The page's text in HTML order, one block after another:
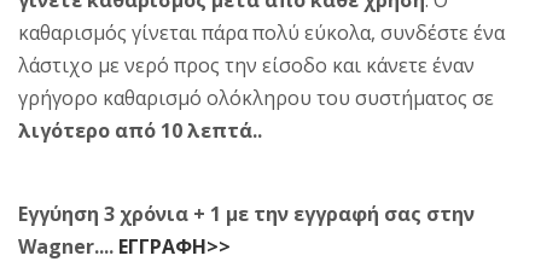
καθαρισμός γίνεται πάρα πολύ εύκολα, συνδέστε ένα
λάστιχο με νερό προς την είσοδο και κάνετε έναν
γρήγορο καθαρισμό ολόκληρου του συστήματος σε
λιγότερο από 10 λεπτά..
Εγγύηση 3 χρόνια + 1 με την εγγραφή σας στην
Wagner.... ΕΓΓΡΑΦΗ>>